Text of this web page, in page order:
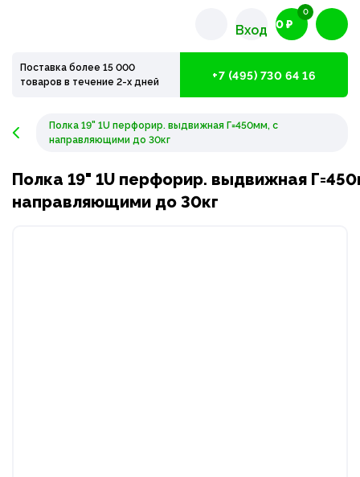
Вход 0 ₽
0
Поставка более 15 000
товаров в течение 2-х дней
+7 (495) 730 64 16
Полка 19" 1U перфорир. выдвижная Г=450мм, с
направляющими до 30кг
Полка 19" 1U перфорир. выдвижная
направляющими до 30кг